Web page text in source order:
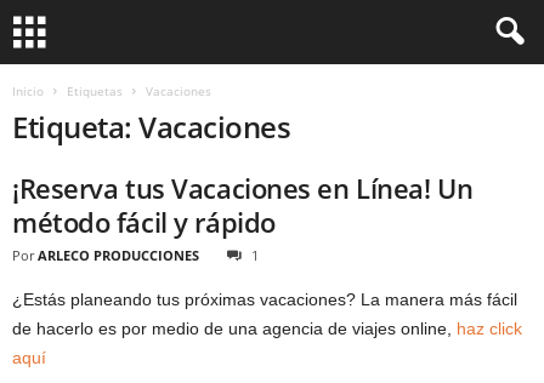
Inicio Etiquetas Vacaciones
Etiqueta: Vacaciones
¡Reserva tus Vacaciones en Línea! Un
método fácil y rápido
Por ARLECO PRODUCCIONES 1
¿Estás planeando tus próximas vacaciones? La manera más fácil
de hacerlo es por medio de una agencia de viajes online, haz click
aquí